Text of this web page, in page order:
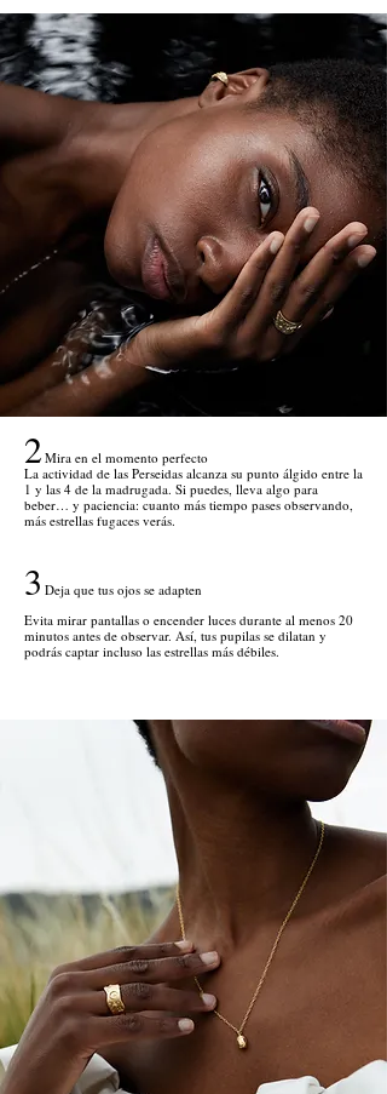
2 Mira en el momento perfecto
La actividad de las Perseidas alcanza su punto álgido entre la
1 y las 4 de la madrugada. Si puedes, lleva algo para
beber… y paciencia: cuanto más tiempo pases observando,
más estrellas fugaces verás.
3 Deja que tus ojos se adapten
Evita mirar pantallas o encender luces durante al menos 20
minutos antes de observar. Así, tus pupilas se dilatan y
podrás captar incluso las estrellas más débiles.